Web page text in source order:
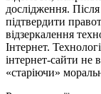
дослідження.
підтвердити
відзеркалення
Інтернет.
інтернет-сайти не
«старіючи»